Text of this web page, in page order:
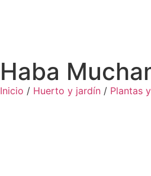
Haba
Inicio / Huerto y jardín / Plantas